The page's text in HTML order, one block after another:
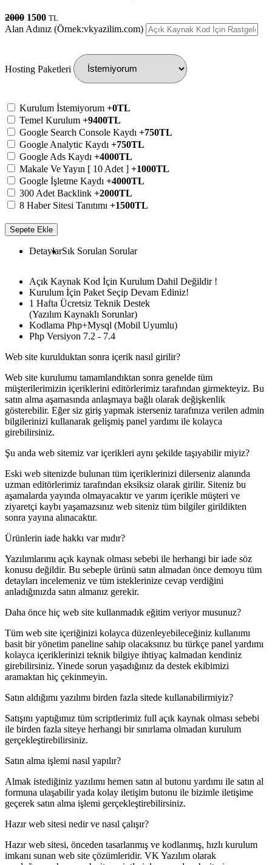
2000 1500 TL
Alan Adınız (Örnek:vkyazilim.com)
Hosting Paketleri
Kurulum İstemiyorum +0TL
Temel Kurulum +9400TL
Google Search Console Kaydı +750TL
Google Analytic Kaydı +750TL
Google Ads Kaydı +4000TL
Makale Ve Yayın [ 10 Adet ] +1000TL
Google İşletme Kaydı +4000TL
300 Adet Backlink +2000TL
8 Haber Sitesi Tanıtımı +1500TL
Sepete Ekle
DetaylarSık Sorulan Sorular
Açık Kaynak Kod İçin Kurulum Dahil Değildir !
Kurulum İçin Paket Seçip Devam Ediniz!
1 Hafta Ücretsiz Teknik Destek
(Yazılım Kaynaklı Sorunlar)
Kodlama Php+Mysql (Mobil Uyumlu)
Php Versiyon 7.2 - 7.4
Web site kurulduktan sonra içerik nasıl girilir?
Web site kurulumu tamamlandıktan sonra genelde tüm
müşterilerimizin içeriklerini editörlerimiz tarafından girmekteyiz. Bu
satın alma aşamasında anlaşmaya bağlı olarak değişkenlik
gösterebilir. Eğer siz giriş yapmak isterseniz tarafınıza verilen admin
bilgilerinizi kullanarak gelişmiş panel yardımı ile kolayca
girebilirsiniz.
Şu anda web sitemiz var içerikleri aynı şekilde taşıyabilir miyiz?
Eski web sitenizde bulunan tüm içeriklerinizi dilerseniz alanında
uzman editörlerimiz tarafından eksiksiz olarak girilir. Siteniz bu
aşamalarda yayında olmayacaktır ve yarım içerikle müşteri ve
ziyaretçi kaybı yaşamazsınız web siteniz tüm bilgiler girildikten
sonra yayına alınacaktır.
Ürünlerin iade hakkı var mıdır?
Yazılımlarımı açık kaynak olması sebebi ile herhangi bir iade söz
konusu değildir. Bu sebeple ürünü satın almadan önce demoyu tüm
detayları incelemeniz ve tüm isteklerinize cevap verdiğini
anladığınızda satın almanız gerekir.
Daha önce hiç web site kullanmadık eğitim veriyor musunuz?
Tüm web site içeriğinizi kolayca düzenleyebileceğiniz kullanımı
basit bir yönetim paneline sahip olacaksınız bu türkçe panel yardımı
kolayca içeriklerinizi teknik bilgiye ihtiyaç kalmadan kendiniz
girebilirsiniz. Yinede sorun yaşadığınız da destek ekibimizi
aramaktan hiç çekinmeyin.
Satın aldığımı yazılımı birden fazla sitede kullanabilirmiyiz?
Satışını yaptığımız tüm scriptlerimiz full açık kaynak olması sebebi
ile birden fazla siteye herhangi bir sınırlama olmadan kurulum
gerçekleştirebilirsiniz.
Satın alma işlemi nasıl yapılır?
Almak istediğiniz yazılımı hemen satın al butonu yardımı ile satın al
formuna ulaşabilir yada kolay iletişim butonu ile bizimle iletişime
geçerek satın alma işlemi gerçekleştirebilirsiniz.
Hazır web sitesi nedir ve nasıl çalışır?
Hazır web sitesi, önceden tasarlanmış ve kodlanmış, hızlı kurulum
imkanı sunan web site çözümleridir. VK Yazılım olarak